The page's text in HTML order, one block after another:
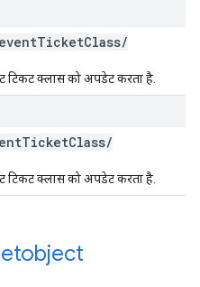
eventTicketClass/
टिकट क्लास को अपडेट करता है.
TicketClass/
टिकट क्लास को अपडेट करता है.